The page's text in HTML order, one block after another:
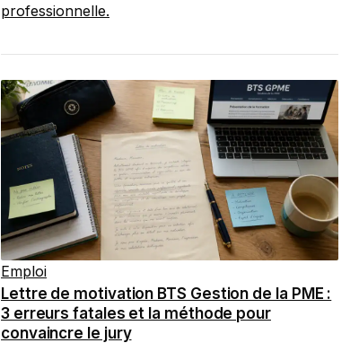
professionnelle.
Emploi
Lettre de motivation BTS Gestion de la PME :
3 erreurs fatales et la méthode pour
convaincre le jury